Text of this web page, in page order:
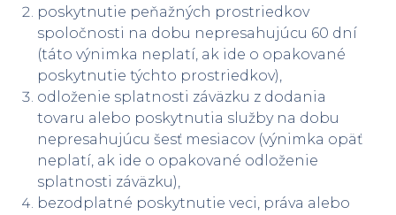
poskytnutie peňažných prostriedkov
spoločnosti na dobu nepresahujúcu 60 dní
(táto výnimka neplatí, ak ide o opakované
poskytnutie týchto prostriedkov),
odloženie splatnosti záväzku z dodania
tovaru alebo poskytnutia služby na dobu
nepresahujúcu šesť mesiacov (výnimka opäť
neplatí, ak ide o opakované odloženie
splatnosti záväzku),
bezodplatné poskytnutie veci, práva alebo